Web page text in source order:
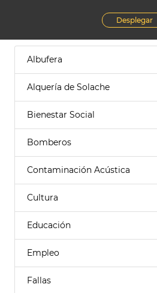
Desplegar
Albufera
Alquería de Solache
Bienestar Social
Bomberos
Contaminación Acústica
Cultura
Educación
Empleo
Fallas